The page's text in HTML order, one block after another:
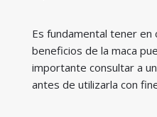
Es fundamental tener en
beneficios de la maca
importante consultar a
antes de utilizarla con